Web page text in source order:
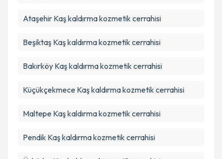
Ataşehir Kaş kaldırma kozmetik cerrahisi
Beşiktaş Kaş kaldırma kozmetik cerrahisi
Bakırköy Kaş kaldırma kozmetik cerrahisi
Küçükçekmece Kaş kaldırma kozmetik cerrahisi
Maltepe Kaş kaldırma kozmetik cerrahisi
Pendik Kaş kaldırma kozmetik cerrahisi